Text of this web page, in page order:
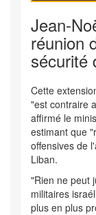
Jean-
réunion
sécurité
Cette
"est contraire
affirmé le
estimant que
offensives de
Liban.
"Rien ne peut
militaires
plus en plus